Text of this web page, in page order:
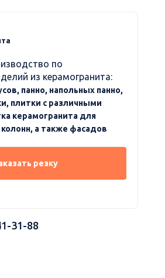
по
из керамогранита:
панно, напольных панно,
плитки с различными
керамогранита для
а также фасадов
резку
31-88